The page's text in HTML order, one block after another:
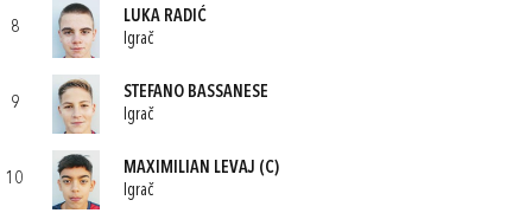
8
LUKA RADIĆ
Igrač
9
STEFANO BASSANESE
Igrač
10
MAXIMILIAN LEVAJ (C)
Igrač